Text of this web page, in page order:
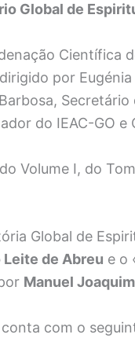
Global de
Científica
por
do IEAC-GO e
Volume I, do
Global de
Leite de Abreu e o
Manuel
com o